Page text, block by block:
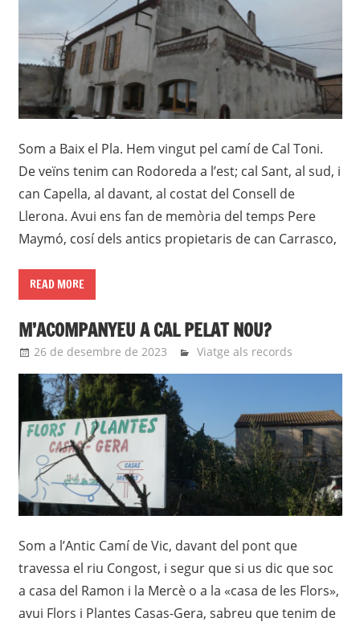
Som a Baix el Pla. Hem vingut pel camí de Cal Toni.
De veïns tenim can Rodoreda a l’est; cal Sant, al sud, i
can Capella, al davant, al costat del Consell de
Llerona. Avui ens fan de memòria del temps Pere
Maymó, cosí dels antics propietaris de can Carrasco,
READ MORE
M’ACOMPANYEU A CAL PELAT NOU?
26 de desembre de 2023 roger
Viatge als records
Som a l’Antic Camí de Vic, davant del pont que
travessa el riu Congost, i segur que si us dic que soc
a casa del Ramon i la Mercè o a la «casa de les Flors»,
avui Flors i Plantes Casas-Gera, sabreu que tenim de